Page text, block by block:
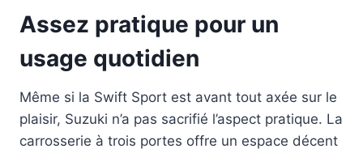
Assez pratique pour un
usage quotidien
Même si la Swift Sport est avant tout axée sur le
plaisir, Suzuki n’a pas sacrifié l’aspect pratique. La
carrosserie à trois portes offre un espace décent